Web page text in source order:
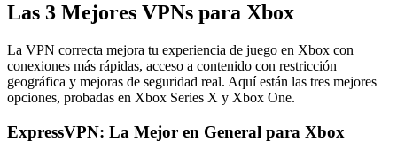
Las 3 Mejores VPNs para Xbox
La VPN correcta mejora tu experiencia de juego en Xbox con
conexiones más rápidas, acceso a contenido con restricción
geográfica y mejoras de seguridad real. Aquí están las tres mejores
opciones, probadas en Xbox Series X y Xbox One.
ExpressVPN: La Mejor en General para Xbox